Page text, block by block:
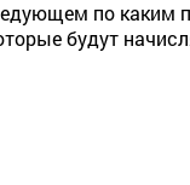
по каким
будут